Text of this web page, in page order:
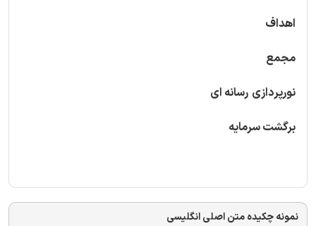
اهداف
مجمع
نورپردازی رسانه ای
برگشت سرمایه
نمونه چکیده متن اصلی انگلیسی